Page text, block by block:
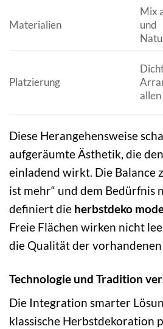
Materialien
Mix
und
Platzierung
Diese Herangehensweise
aufgeräumte Ästhetik, die
einladend wirkt. Die Balance
ist mehr“ und dem Bedürfnis
definiert die herbstdeko
Freie Flächen wirken nicht
die Qualität der vorhandenen
Technologie und Tradition
Die Integration smarter
klassische Herbstdekoration